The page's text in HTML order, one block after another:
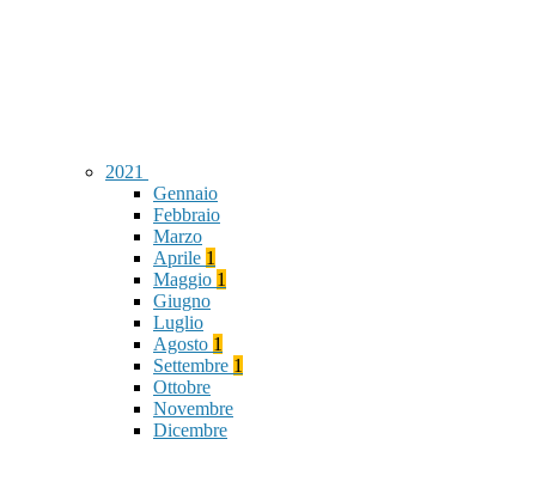
2021
Gennaio
Febbraio
Marzo
Aprile 1
Maggio 1
Giugno
Luglio
Agosto 1
Settembre 1
Ottobre
Novembre
Dicembre